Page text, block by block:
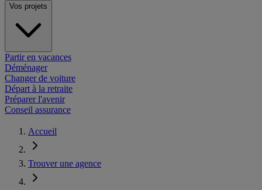
Vos projets
Partir en vacances
Déménager
Changer de voiture
Départ à la retraite
Préparer l'avenir
Conseil assurance
Accueil
Trouver une agence